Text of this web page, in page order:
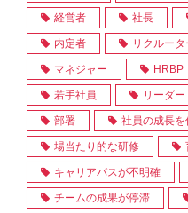
経営者 社長
内定者 リクルータ
マネジャー HRBP
若手社員 リーダー
部署 社員の成長を
場当たり的な研修
キャリアパスが不明確
チームの成果が停滞